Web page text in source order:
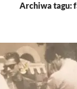
Archiwa tagu: